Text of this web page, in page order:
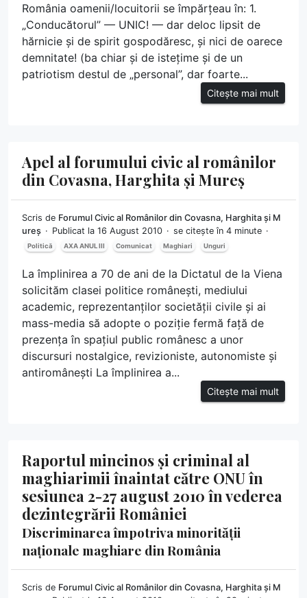
România oamenii/locuitorii se împărțeau în: 1.
„Conducătorul” — UNIC! — dar deloc lipsit de
hărnicie și de spirit gospodăresc, și nici de oarece
demnitate! (ba chiar și de istețime și de un
patriotism destul de „personal”, dar foarte...
Citește mai mult
Apel al forumului civic al românilor
din Covasna, Harghita și Mureș
Scris de Forumul Civic al Românilor din Covasna, Harghita și M
ureș
Publicat la 16 August 2010 se citește în 4 minute
Politică AXA ANUL III Comunicat Maghiari Unguri
La împlinirea a 70 de ani de la Dictatul de la Viena
solicităm clasei politice românești, mediului
academic, reprezentanților societății civile și ai
mass-media să adopte o poziție fermă față de
prezența în spațiul public românesc a unor
discursuri nostalgice, revizioniste, autonomiste și
antiromânești La împlinirea a...
Citește mai mult
Raportul mincinos și criminal al
maghiarimii înaintat către ONU în
sesiunea 2-27 august 2010 în vederea
dezintegrării României
Discriminarea împotriva minorității
naționale maghiare din România
Scris de Forumul Civic al Românilor din Covasna, Harghita și M